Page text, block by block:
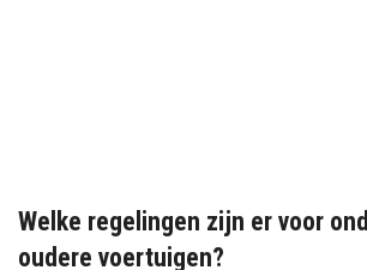
Welke regelingen zijn er voor
oudere voertuigen?